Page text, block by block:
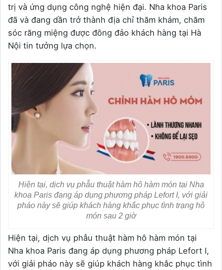
trị và ứng dụng công nghệ hiện đại. Nha khoa Paris
đã và đang dần trở thành địa chỉ thăm khám, chăm
sóc răng miệng được đông đảo khách hàng tại Hà
Nội tin tưởng lựa chọn.
Hiện tại, dịch vụ phẫu thuật hàm hô hàm món tại Nha
khoa Paris đang áp dụng phương pháp Lefort I, với giải
pháo này sẽ giúp khách hàng khắc phục tình trạng hô
món sau 2 giờ
Hiện tại, dịch vụ phẫu thuật hàm hô hàm món tại
Nha khoa Paris đang áp dụng phương pháp Lefort I,
với giải pháo này sẽ giúp khách hàng khắc phục tình